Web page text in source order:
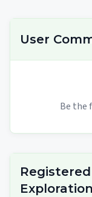
User
Be the
Registered